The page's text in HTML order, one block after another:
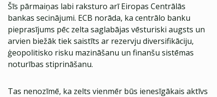
Šīs pārmaiņas labi raksturo arī Eiropas Centrālās
bankas secinājumi. ECB norāda, ka centrālo banku
pieprasījums pēc zelta saglabājas vēsturiski augsts un
arvien biežāk tiek saistīts ar rezervju diversifikāciju,
ģeopolitisko risku mazināšanu un finanšu sistēmas
noturības stiprināšanu.
Tas nenozīmē, ka zelts vienmēr būs ienesīgākais aktīvs